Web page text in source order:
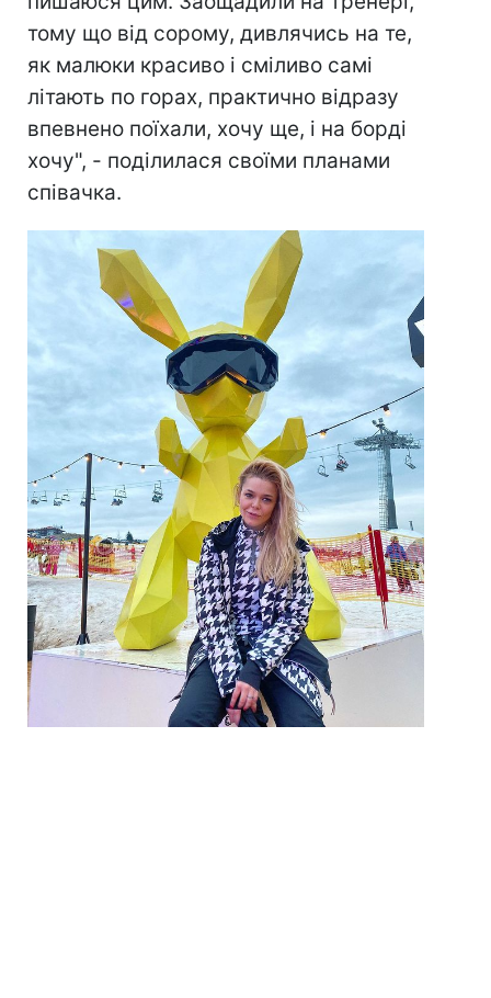
тому що від сорому, дивлячись на те,
як малюки красиво і сміливо самі
літають по горах, практично відразу
впевнено поїхали, хочу ще, і на борді
хочу", - поділилася своїми планами
співачка.